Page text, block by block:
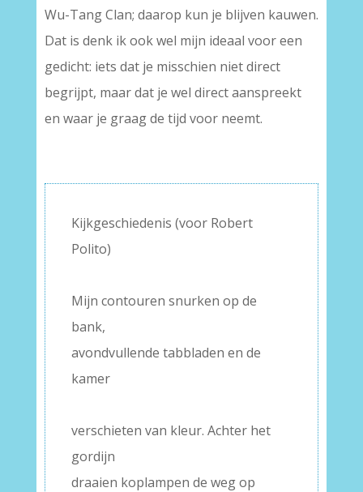
Wu-Tang Clan; daarop kun je blijven kauwen.
Dat is denk ik ook wel mijn ideaal voor een
gedicht: iets dat je misschien niet direct
begrijpt, maar dat je wel direct aanspreekt
en waar je graag de tijd voor neemt.
Kijkgeschiedenis (voor Robert
Polito)
Mijn contouren snurken op de
bank,
avondvullende tabbladen en de
kamer
verschieten van kleur. Achter het
gordijn
draaien koplampen de weg op